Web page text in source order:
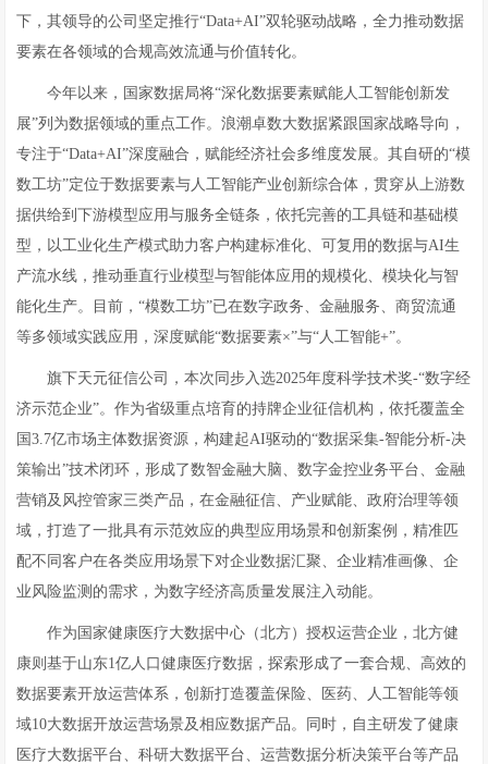
下，其领导的公司坚定推行“Data+AI”双轮驱动战略，全力推动数据
要素在各领域的合规高效流通与价值转化。
今年以来，国家数据局将“深化数据要素赋能人工智能创新发
展”列为数据领域的重点工作。浪潮卓数大数据紧跟国家战略导向，
专注于“Data+AI”深度融合，赋能经济社会多维度发展。其自研的“模
数工坊”定位于数据要素与人工智能产业创新综合体，贯穿从上游数
据供给到下游模型应用与服务全链条，依托完善的工具链和基础模
型，以工业化生产模式助力客户构建标准化、可复用的数据与AI生
产流水线，推动垂直行业模型与智能体应用的规模化、模块化与智
能化生产。目前，“模数工坊”已在数字政务、金融服务、商贸流通
等多领域实践应用，深度赋能“数据要素×”与“人工智能+”。
旗下天元征信公司，本次同步入选2025年度科学技术奖-“数字经
济示范企业”。作为省级重点培育的持牌企业征信机构，依托覆盖全
国3.7亿市场主体数据资源，构建起AI驱动的“数据采集-智能分析-决
策输出”技术闭环，形成了数智金融大脑、数字金控业务平台、金融
营销及风控管家三类产品，在金融征信、产业赋能、政府治理等领
域，打造了一批具有示范效应的典型应用场景和创新案例，精准匹
配不同客户在各类应用场景下对企业数据汇聚、企业精准画像、企
业风险监测的需求，为数字经济高质量发展注入动能。
作为国家健康医疗大数据中心（北方）授权运营企业，北方健
康则基于山东1亿人口健康医疗数据，探索形成了一套合规、高效的
数据要素开放运营体系，创新打造覆盖保险、医药、人工智能等领
域10大数据开放运营场景及相应数据产品。同时，自主研发了健康
医疗大数据平台、科研大数据平台、运营数据分析决策平台等产品